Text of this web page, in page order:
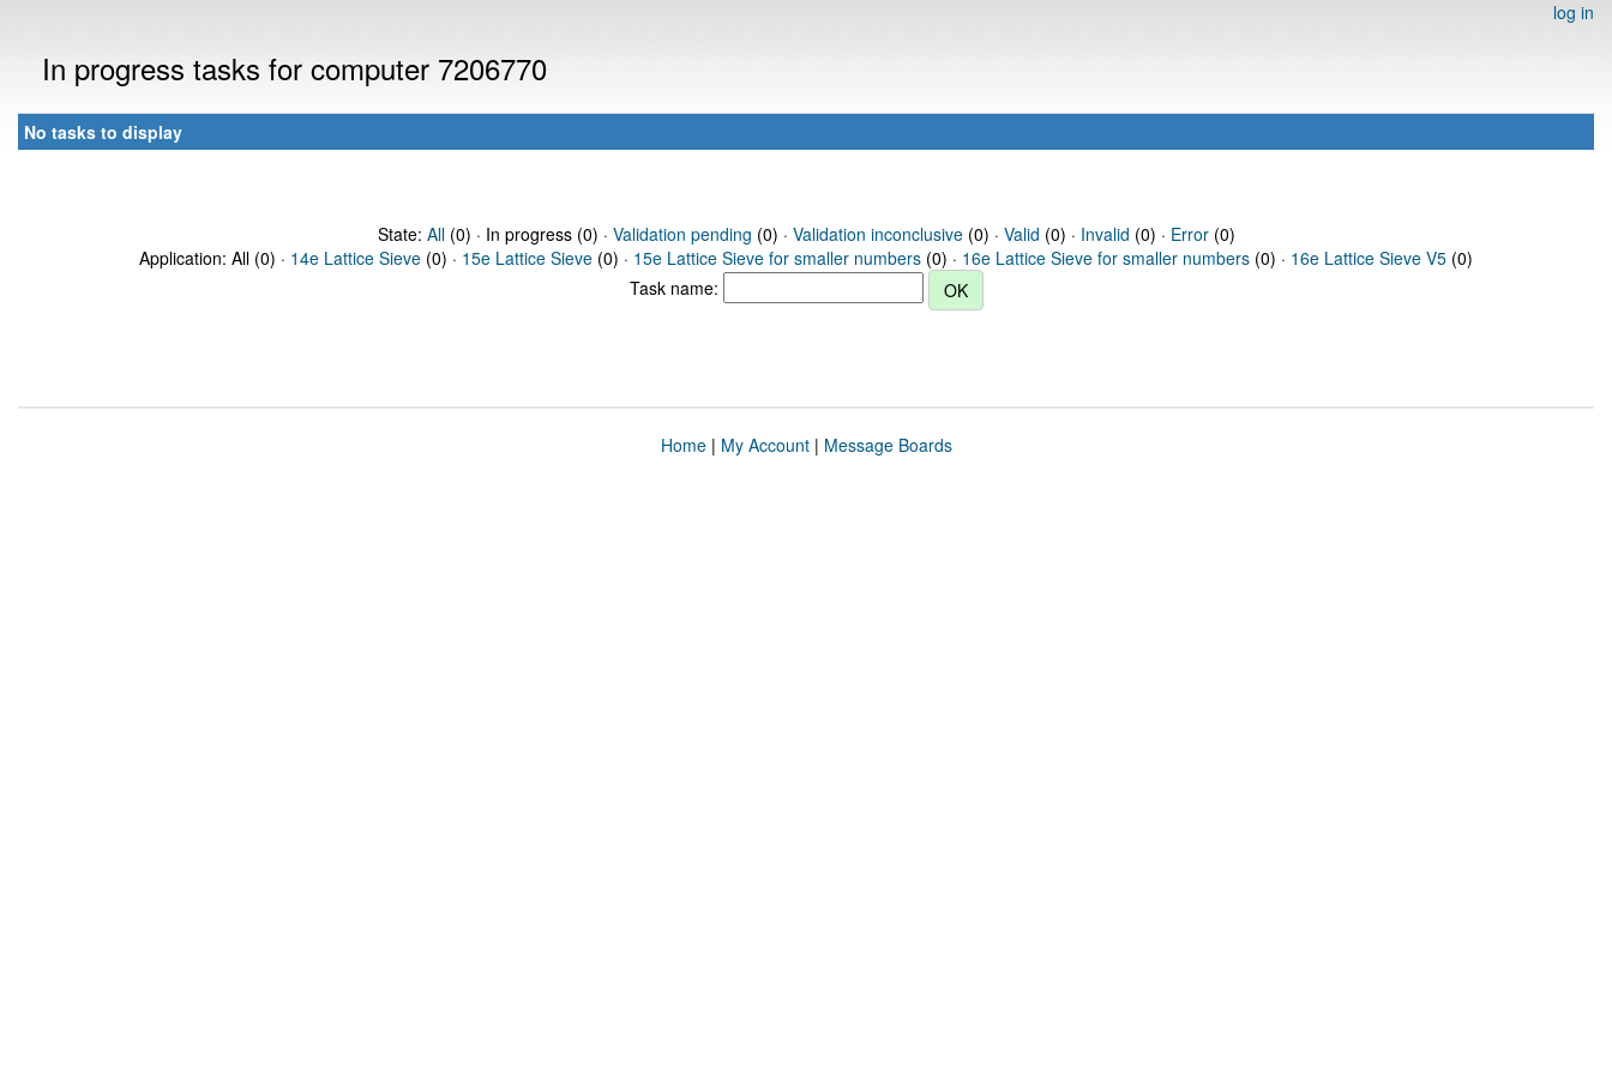
log in
In progress tasks for computer 7206770
No tasks to display
State: All(0) · In progress (0) · Validation pending (0) · Validation inconclusive(0) · Valid (0) · Invalid (0) · Error(0)
Application: All (0) · 14e Lattice Sieve (0) · 15e Lattice Sieve (0) · 15e Lattice Sieve for smaller numbers (0) · 16e Lattice Sieve for smaller numbers (0) · 16e Lattice Sieve V5 (0)
Task name:
Home| My Account| Message Boards